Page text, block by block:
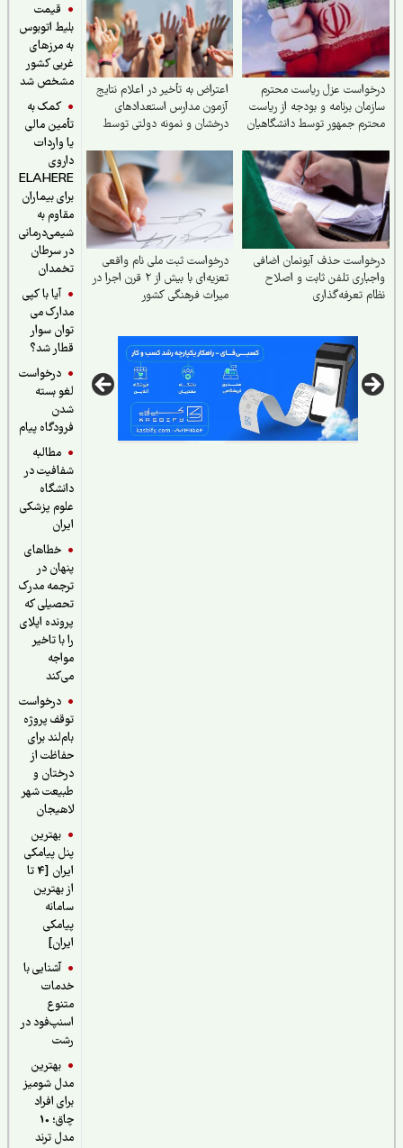
قیمت
بلیط اتوبوس
به مرزهای
غربی کشور
مشخص شد
کمک به
تأمین مالی
یا واردات
داروی
ELAHERE
برای بیماران
مقاوم به
شیمی‌درمانی
در سرطان
تخمدان
آیا با کپی
مدارک می
توان سوار
قطار شد؟
درخواست
لغو بسته
فرودگاه پیام
مطالبه
شفافیت در
دانشگاه
علوم پزشکی
خطاهای
پنهان در
ترجمه مدرک
تحصیلی که
پرونده اپلای
را با تاخیر
درخواست
توقف پروژه
بام‌لند برای
حفاظت از
درختان و
طبیعت شهر
لاهیجان
بهترین
پنل پیامکی
ایران [4 تا
از بهترین
سامانه
پیامکی
آشنایی با
خدمات
اسنپ‌فود در
بهترین
مدل شومیز
برای افراد
چاق؛ 10
مدل ترند
عزل ریاست محترم
برنامه و بودجه از ریاست
جمهور توسط دانشگاهیان
اعتراض به تأخیر در اعلام نتایج
آزمون مدارس استعدادهای
درخشان و نمونه دولتی توسط
حذف آبونمان اضافی
تلفن ثابت و اصلاح
تعرفه‌گذاری
درخواست ثبت ملی نام واقعی
تعزیه‌ای با بیش از ۲ قرن اجرا در
میراث فرهنگی کشور